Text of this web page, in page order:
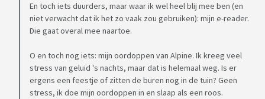
En toch iets duurders, maar waar ik wel heel blij mee ben (en
niet verwacht dat ik het zo vaak zou gebruiken): mijn e-reader.
Die gaat overal mee naartoe.
O en toch nog iets: mijn oordoppen van Alpine. Ik kreeg veel
stress van geluid 's nachts, maar dat is helemaal weg. Is er
ergens een feestje of zitten de buren nog in de tuin? Geen
stress, ik doe mijn oordoppen in en slaap als een roos.